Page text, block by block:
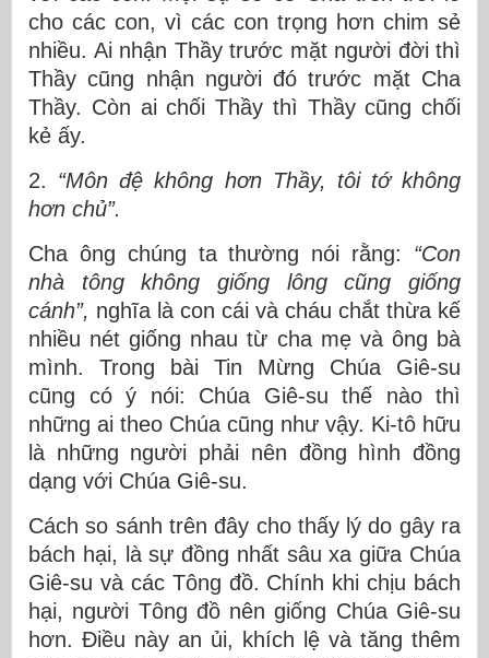
cho các con, vì các con trọng hơn chim sẻ
nhiều. Ai nhận Thầy trước mặt người đời thì
Thầy cũng nhận người đó trước mặt Cha
Thầy. Còn ai chối Thầy thì Thầy cũng chối
kẻ ấy.
2. “Môn đệ không hơn Thầy, tôi tớ không
hơn chủ”.
Cha ông chúng ta thường nói rằng: “Con
nhà tông không giống lông cũng giống
cánh”, nghĩa là con cái và cháu chắt thừa kế
nhiều nét giống nhau từ cha mẹ và ông bà
mình. Trong bài Tin Mừng Chúa Giê-su
cũng có ý nói: Chúa Giê-su thế nào thì
những ai theo Chúa cũng như vậy. Ki-tô hữu
là những người phải nên đồng hình đồng
dạng với Chúa Giê-su.
Cách so sánh trên đây cho thấy lý do gây ra
bách hại, là sự đồng nhất sâu xa giữa Chúa
Giê-su và các Tông đồ. Chính khi chịu bách
hại, người Tông đồ nên giống Chúa Giê-su
hơn. Điều này an ủi, khích lệ và tăng thêm